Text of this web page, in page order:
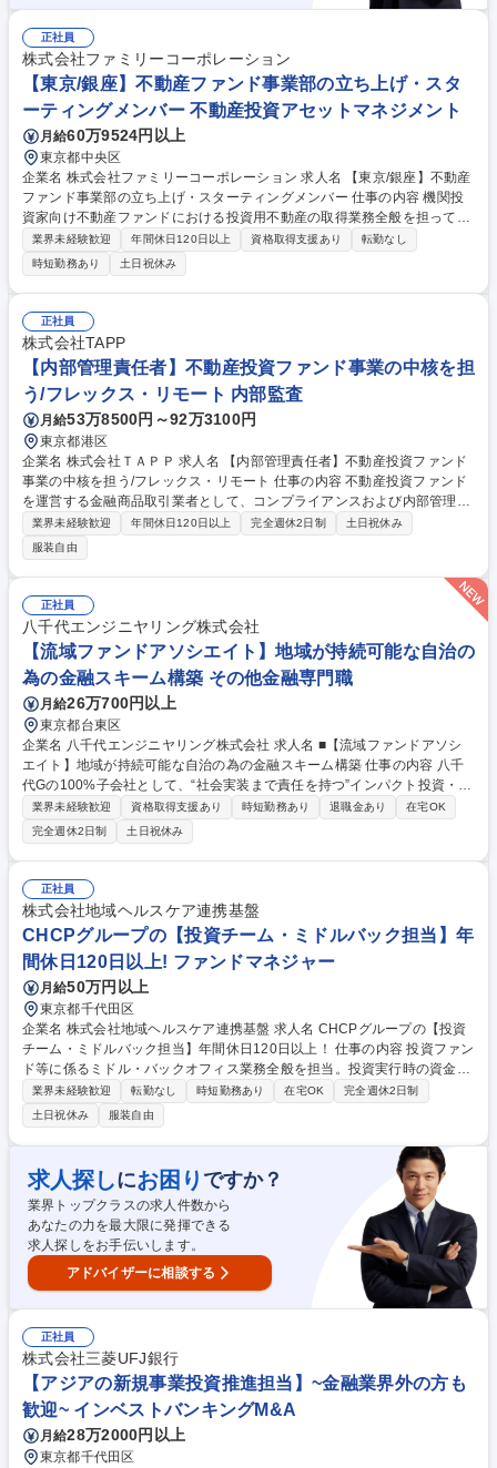
正社員
株式会社ファミリーコーポレーション
【東京/銀座】不動産ファンド事業部の立ち上げ・スタ
ーティングメンバー 不動産投資アセットマネジメント
月給60万9524円以上
東京都中央区
企業名 株式会社ファミリーコーポレーション 求人名 【東京/銀座】不動産
ファンド事業部の立ち上げ・スターティングメンバー 仕事の内容 機関投
資家向け不動産ファンドにおける投資用不動産の取得業務全般を担ってい
ただきます。 ◆投資対象物件のソーシング（仲介会社・地場業者・金融機
関ネットワーク構築） ◆投資判断（収益分析・アンダーライティング・投
資妥当性評価） ◆IC向け投資判断資料の作成およびプレゼンテーション
◆売買契約・決済クロージングの実務統括 ◆外部専門家と連携したデュー
デリジェンスの推進 ◆M&A予定の資産管理会社と連携した取得後戦略へ
の関与 募集職種 【東京/銀座】不動産ファンド事業部の立ち上げ・スター
ティングメンバー
業界未経験歓迎 年間休日120日以上 資格取得支援あり
転勤なし
時短勤務あり
土日祝休み
正社員
株式会社TAPP
【内部管理責任者】不動産投資ファンド事業の中核を担
う/フレックス・リモート 内部監査
月給53万8500円～92万3100円
東京都港区
企業名 株式会社ＴＡＰＰ 求人名 【内部管理責任者】不動産投資ファンド
事業の中核を担う/フレックス・リモート 仕事の内容 不動産投資ファンド
を運営する金融商品取引業者として、コンプライアンスおよび内部管理体
制の構築・運用全般を担っていただきます。金商法に基づいた適正な運営
体制をファンド組成フェーズから設計する役割です。 【具体的には】■内
部管理・内部統制：コンプライアンス体制の整備、社内規程の設計・運用
■横断的管理：投資運用業・投資助言・第二種金商業にわたる管理業務 ■
当局対応：登録、変更届出、検査対応、当局との折衝 ■リスク管理：利益
相反管理、投資家保護対応の策定 ■会議体運営：投資委員会等への関与お
よび議事録・記録管理 ■実務連携：AM、営業、経営陣と並走したフロー
構築 募集職種 【内部管理責任者】不動産投資ファンド事業の中核を担う/
フレックス・リモート
業界未経験歓迎 年間休日120日以上 完全週休2日制
土日祝休み
服装自由
正社員
八千代エンジニヤリング株式会社
【流域ファンドアソシエイト】地域が持続可能な自治の
為の金融スキーム構築 その他金融専門職
月給26万700円以上
東京都台東区
企業名 八千代エンジニヤリング株式会社 求人名 ■【流域ファンドアソシ
エイト】地域が持続可能な自治の為の金融スキーム構築 仕事の内容 八千
代Gの100%子会社として、“社会実装まで責任を持つ”インパクト投資・事
業創出を推進するCVCにて、投資実務に加え、社会システム・公共性の高
い領域での実装設計まで踏み込み、案件を推進いただきます。 (1)投資実
務:■ソーシング(起業家/VC/CVC/研究機関、等)■ビジネスDD■インパクト
DD■財務分析・Valuation■投資委員会向け資料作成、投資ストラクチャ検
討(2)投資後支援:■投資先の事業計画・KPI設計支援■大企業・自治体・海
外パートナーとの協業設計■ガバナンス・契約・モニタリング(3)戦略・仕
組みづくり:■投資戦略・テーマToCのアップデート■Deal flowの仕組み化■
インパクトKPIの標準化、投資後の進捗管理設計 募集職種 ■【流域ファン
ドアソシエイト】地域が持続可能な自治の為の金融スキーム構築
業界未経験歓迎 資格取得支援あり 時短勤務あり 退職金あり
在宅OK
完全週休2日制
土日祝休み
正社員
株式会社地域ヘルスケア連携基盤
CHCPグループの【投資チーム・ミドルバック担当】年
間休日120日以上! ファンドマネジャー
月給50万円以上
東京都千代田区
企業名 株式会社地域ヘルスケア連携基盤 求人名 CHCPグループの【投資
チーム・ミドルバック担当】年間休日120日以上！ 仕事の内容 投資ファン
ド等に係るミドル・バックオフィス業務全般を担当。投資実行時の資金調
達手続きや投資家へのレポーティング等を通じてグループの成長を支えま
す。 ■ファンド組成・アドミ業務■関連SPCの経理決算・CF管理■法務・
税務サポート■投資家・金融機関へのレポーティング■会計監査・分配金計
算の実務。入社後は経験に応じ、投資先の計数レポート作成や投資家連携
からお任せします。 募集職種 CHCPグループの【投資チーム・ミドルバ
ック担当】年間休日120日以上！
業界未経験歓迎 転勤なし 時短勤務あり 在宅OK
完全週休2日制
土日祝休み
服装自由
求人探しにお困り ですか？
業界トップクラスの求人件数から
あなたの力を最大限に発揮できる
求人探しをお手伝いします。
アドバイザーに相談する
正社員
株式会社三菱UFJ銀行
【アジアの新規事業投資推進担当】~金融業界外の方も
歓迎~ インベストバンキングM&A
月給28万2000円以上
東京都千代田区